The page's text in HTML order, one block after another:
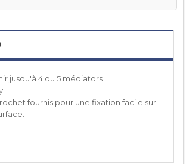
jusqu'à 4 ou 5 médiators
fournis pour une fixation facile sur